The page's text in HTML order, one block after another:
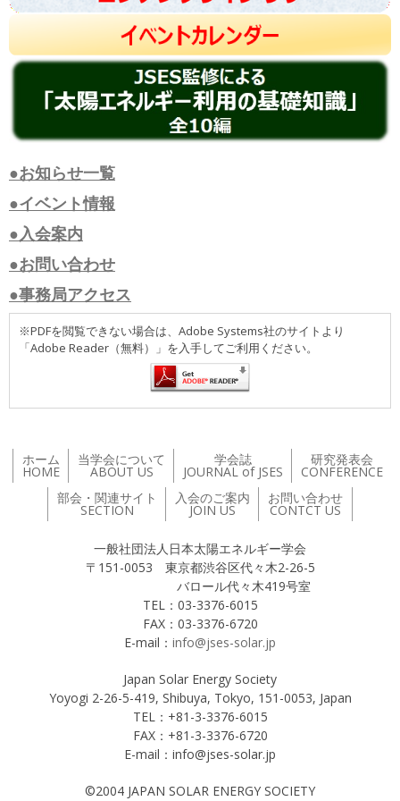
●お知らせ一覧
●イベント情報
●入会案内
●お問い合わせ
●事務局アクセス
※PDFを閲覧できない場合は、Adobe Systems社のサイトより
「Adobe Reader（無料）」を入手してご利用ください。
ホーム
HOME
当学会について
ABOUT US
学会誌
JOURNAL of JSES
研究発表会
CONFERENCE
部会・関連サイト
SECTION
入会のご案内
JOIN US
お問い合わせ
CONTCT US
一般社団法人日本太陽エネルギー学会
〒151-0053 東京都渋谷区代々木2-26-5
バロール代々木419号室
TEL：03-3376-6015
FAX：03-3376-6720
E-mail： info@jses-solar.jp
Japan Solar Energy Society
Yoyogi 2-26-5-419, Shibuya, Tokyo, 151-0053, Japan
TEL：+81-3-3376-6015
FAX：+81-3-3376-6720
E-mail：info@jses-solar.jp
©2004 JAPAN SOLAR ENERGY SOCIETY